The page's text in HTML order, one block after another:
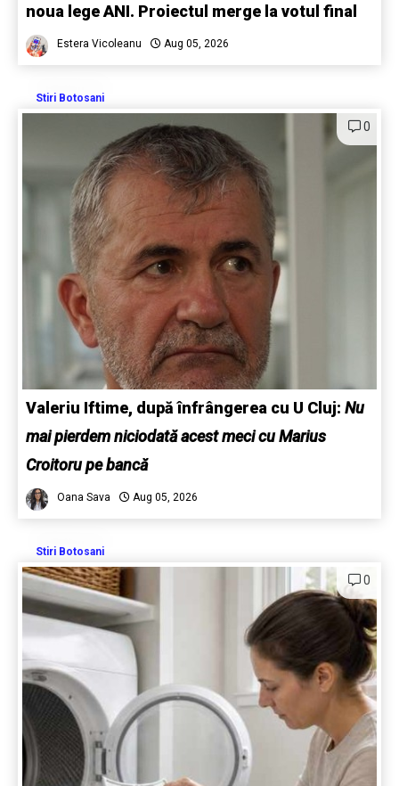
noua lege ANI. Proiectul merge la votul final
Estera Vicoleanu Aug 05, 2026
Stiri Botosani
0
Valeriu Iftime, după înfrângerea cu U Cluj: Nu
mai pierdem niciodată acest meci cu Marius
Croitoru pe bancă
Oana Sava Aug 05, 2026
Stiri Botosani
0